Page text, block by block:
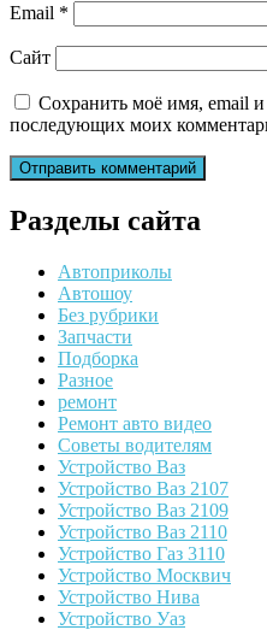
Email *
Сайт
Сохранить моё имя, email и
последующих моих
Разделы сайта
Автоприколы
Автошоу
Без рубрики
Запчасти
Подборка
Разное
ремонт
Ремонт авто видео
Советы водителям
Устройство Ваз
Устройство Ваз 2107
Устройство Ваз 2109
Устройство Ваз 2110
Устройство Газ 3110
Устройство Москвич
Устройство Нива
Устройство Уаз